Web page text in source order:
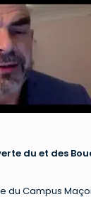
du et des
du Campus